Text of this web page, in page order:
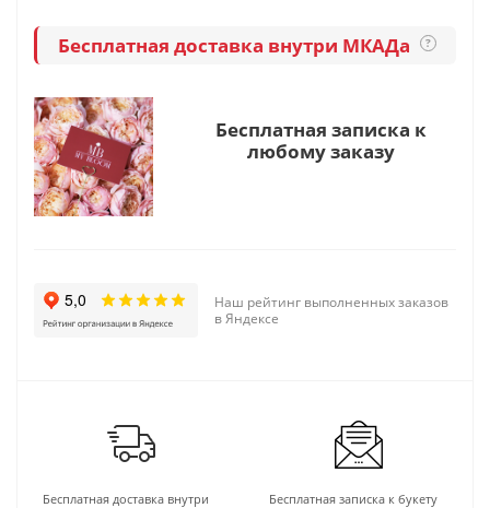
Бесплатная доставка внутри МКАДа ?
Бесплатная записка к
любому заказу
Наш рейтинг выполненных заказов
в Яндексе
Бесплатная доставка внутри
Бесплатная записка к букету